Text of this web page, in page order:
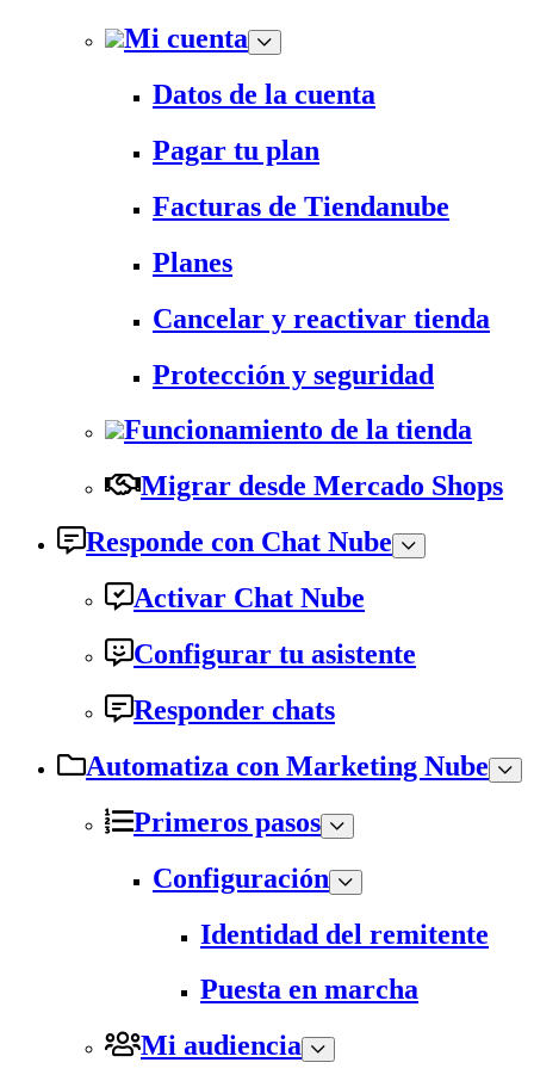
Mi cuenta
Datos de la cuenta
Pagar tu plan
Facturas de Tiendanube
Planes
Cancelar y reactivar tienda
Protección y seguridad
Funcionamiento de la tienda
Migrar desde Mercado Shops
Responde con Chat Nube
Activar Chat Nube
Configurar tu asistente
Responder chats
Automatiza con Marketing Nube
Primeros pasos
Configuración
Identidad del remitente
Puesta en marcha
Mi audiencia